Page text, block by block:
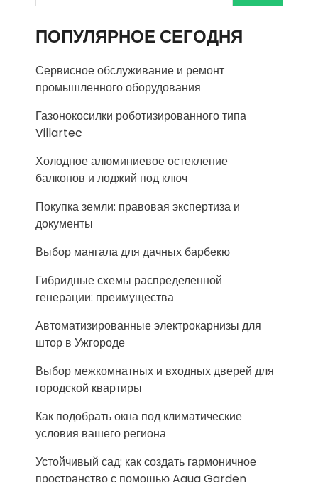
ПОПУЛЯРНОЕ СЕГОДНЯ
Сервисное обслуживание и ремонт
промышленного оборудования
Газонокосилки роботизированного типа
Villartec
Холодное алюминиевое остекление
балконов и лоджий под ключ
Покупка земли: правовая экспертиза и
документы
Выбор мангала для дачных барбекю
Гибридные схемы распределенной
генерации: преимущества
Автоматизированные электрокарнизы для
штор в Ужгороде
Выбор межкомнатных и входных дверей для
городской квартиры
Как подобрать окна под климатические
условия вашего региона
Устойчивый сад: как создать гармоничное